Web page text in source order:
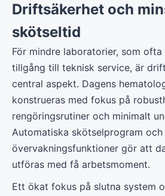
Driftsäkerhet och
skötseltid
För mindre laboratorier, som ofta
tillgång till teknisk service, är
central aspekt. Dagens
konstrueras med fokus på
rengöringsrutiner och minimalt
Automatiska skötselprogram och
övervakningsfunktioner gör att
utföras med få arbetsmoment.
Ett ökat fokus på slutna system